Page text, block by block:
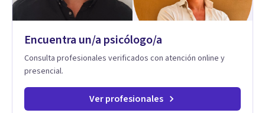
Encuentra un/a psicólogo/a
Consulta profesionales verificados con atención online y
presencial.
Ver profesionales